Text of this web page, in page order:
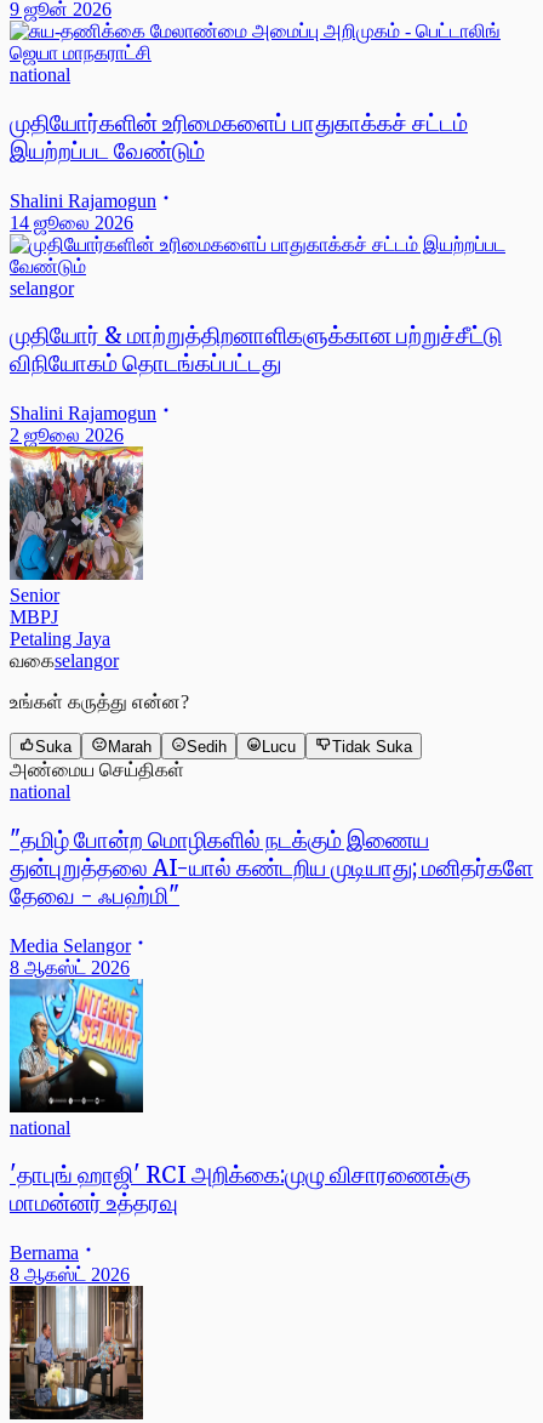
9 ஜூன் 2026
national
முதியோர்களின் உரிமைகளைப் பாதுகாக்கச் சட்டம்
இயற்றப்பட வேண்டும்
Shalini Rajamogun
14 ஜூலை 2026
selangor
முதியோர் & மாற்றுத்திறனாளிகளுக்கான பற்றுச்சீட்டு
விநியோகம் தொடங்கப்பட்டது
Shalini Rajamogun
2 ஜூலை 2026
Senior
MBPJ
Petaling Jaya
வகைselangor
உங்கள் கருத்து என்ன?
Suka Marah Sedih Lucu Tidak Suka
அண்மைய செய்திகள்
national
"தமிழ் போன்ற மொழிகளில் நடக்கும் இணைய
துன்புறுத்தலை AI-யால் கண்டறிய முடியாது; மனிதர்களே
தேவை - ஃபஹ்மி"
Media Selangor
8 ஆகஸ்ட் 2026
national
'தாபுங் ஹாஜி' RCI அறிக்கை:முழு விசாரணைக்கு
மாமன்னர் உத்தரவு
Bernama
8 ஆகஸ்ட் 2026